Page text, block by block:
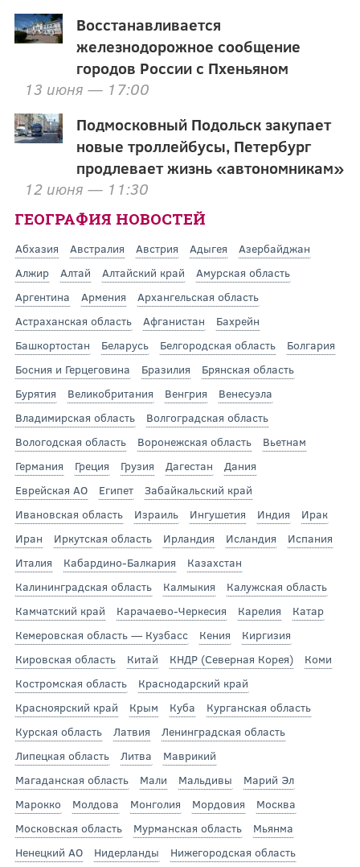
Восстанавливается
железнодорожное сообщение
городов России с Пхеньяном
13 июня — 17:00
Подмосковный Подольск закупает
новые троллейбусы, Петербург
продлевает жизнь «автономникам»
12 июня — 11:30
ГЕОГРАФИЯ НОВОСТЕЙ
Абхазия Австралия Австрия Адыгея
Азербайджан
Алжир
Алтай Алтайский край
Амурская область
Аргентина
Армения
Архангельская область
Астраханская область
Афганистан
Бахрейн
Башкортостан
Беларусь Белгородская область
Болгария
Босния и Герцеговина
Бразилия
Брянская область
Бурятия
Великобритания Венгрия
Венесуэла
Владимирская область
Волгоградская область
Вологодская область
Воронежская область
Вьетнам
Германия
Греция Грузия Дагестан
Дания
Еврейская АО
Египет
Забайкальский край
Ивановская область
Израиль Ингушетия Индия
Ирак
Иран
Иркутская область Ирландия Исландия
Испания
Италия
Кабардино-Балкария
Казахстан
Калининградская область
Калмыкия
Калужская область
Камчатский край
Карачаево-Черкесия Карелия
Катар
Кемеровская область — Кузбасс
Кения
Киргизия
Кировская область
Китай КНДР (Северная Корея)
Коми
Костромская область
Краснодарский край
Красноярский край
Крым Куба
Курганская область
Курская область
Латвия
Ленинградская область
Липецкая область
Литва
Маврикий
Магаданская область
Мали Мальдивы
Марий Эл
Марокко
Молдова Монголия Мордовия
Москва
Московская область
Мурманская область
Мьянма
Ненецкий АО
Нидерланды
Нижегородская область